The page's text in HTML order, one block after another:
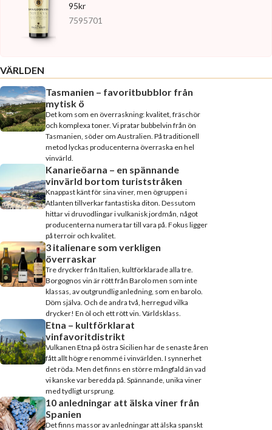
95kr
7595701
VÄRLDEN
Tasmanien – favoritbubblor från
mytisk ö
Det kom som en överraskning: kvalitet, fräschör
och komplexa toner. Vi pratar bubbelvin från ön
Tasmanien, söder om Australien. På traditionell
metod lyckas producenterna överraska en hel
vinvärld.
Kanarieöarna – en spännande
vinvärld bortom turiststråken
Knappast känt för sina viner, men ögruppen i
Atlanten tillverkar fantastiska diton. Dessutom
hittar vi druvodlingar i vulkanisk jordmån, något
producenterna numera tar till vara på. Fokus ligger
på terroir och kvalitet.
3 italienare som verkligen
överraskar
Tre drycker från Italien, kultförklarade alla tre.
Borgognos vin är rött från Barolo men som inte
klassas, av outgrundlig anledning, som en barolo.
Döm själva. Och de andra två, herregud vilka
drycker! En öl och ett rött vin. Världsklass.
Etna – kultförklarat
vinfavoritdistrikt
Vulkanen Etna på östra Sicilien har de senaste åren
fått allt högre renommé i vinvärlden. I synnerhet
det röda. Men det finns en större mångfald än vad
vi kanske var beredda på. Spännande, unika viner
med tydligt ursprung.
10 anledningar att älska viner från
Spanien
Det finns massor av anledningar att älska spanskt